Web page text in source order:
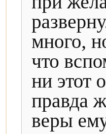
много,
что
ни этот
правда
веры